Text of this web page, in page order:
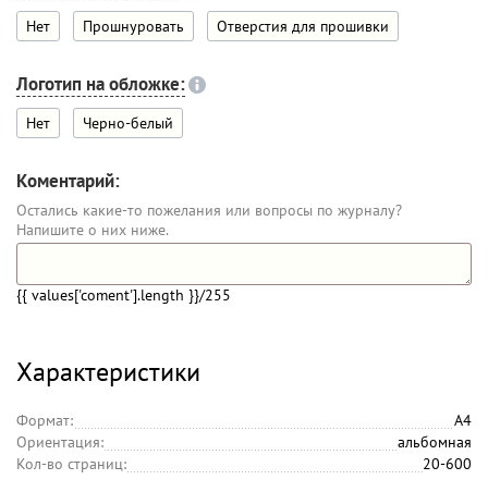
Нет Прошнуровать Отверстия для прошивки
Логотип на обложке:
Нет Черно-белый
Коментарий:
Остались какие-то пожелания или вопросы по журналу?
Напишите о них ниже.
{{ values['coment'].length }}/255
Характеристики
Формат:
А4
Ориентация:
альбомная
Кол-во страниц:
20-600